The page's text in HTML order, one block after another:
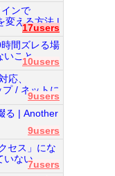
ンで
変える方法 |
17users
間ズレる場
こと...
10users
応、
/ ネットに
9users
る | Another
9users
セス」にな
ない...
7users